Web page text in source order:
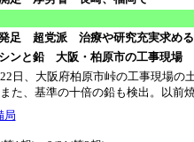
足 超党派 治療や研究充実求める
ンと鉛 大阪・柏原市の工事現場
日、大阪府柏原市峠の工事現場の
た、基準の十倍の鉛も検出。以前
局